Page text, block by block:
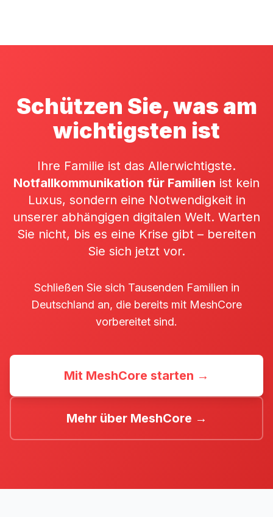
Schützen Sie, was am
wichtigsten ist
Ihre Familie ist das Allerwichtigste.
Notfallkommunikation für Familien ist kein
Luxus, sondern eine Notwendigkeit in
unserer abhängigen digitalen Welt. Warten
Sie nicht, bis es eine Krise gibt – bereiten
Sie sich jetzt vor.
Schließen Sie sich Tausenden Familien in
Deutschland an, die bereits mit MeshCore
vorbereitet sind.
Mit MeshCore starten →
Mehr über MeshCore →